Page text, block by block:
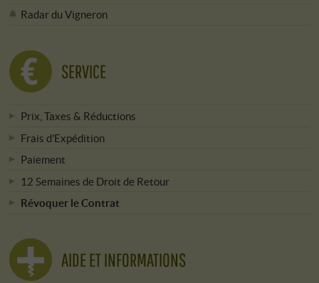
Radar du Vigneron
SERVICE
Prix, Taxes & Réductions
Frais d'Expédition
Paiement
12 Semaines de Droit de Retour
Révoquer le Contrat
AIDE ET INFORMATIONS